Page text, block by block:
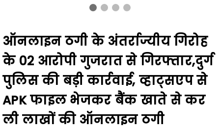
ऑनलाइन ठगी के अंतर्राज्यीय गिरोह
के 02 आरोपी गुजरात से गिरफ्तार,दुर्ग
पुलिस की बड़ी कार्रवाई, व्हाट्सएप से
APK फाइल भेजकर बैंक खाते से कर
ली लाखों की ऑनलाइन ठगी
Asal baat July 01, 2026